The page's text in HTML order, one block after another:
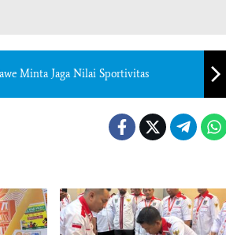
Minta Jaga Nilai Sportivitas